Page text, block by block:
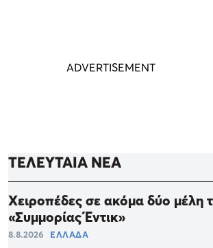
ΤΕΛΕΥΤΑΙΑ ΝΕΑ
Χειροπέδες σε ακόμα δύο μέλη
«Συμμορίας Έντικ»
8.8.2026 ΕΛΛΑΔΑ